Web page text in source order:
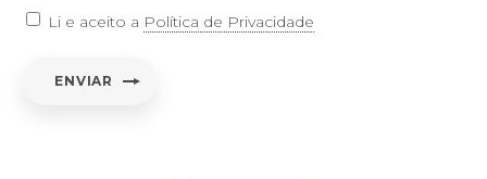
Li e aceito a Política de Privacidade
ENVIAR